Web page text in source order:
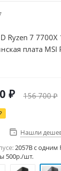
Ryzen 7 7700X
плата MSI
5060Ti 16Гб,
₽ 156 700 ₽
Нашли
2057B c одним
500р./шт.